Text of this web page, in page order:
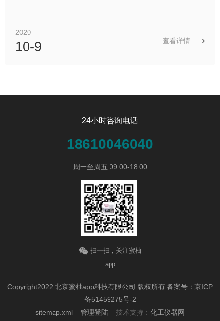
2020
10-9 查看详情
24小时咨询电话
18610046040
周一至周五 09:00-18:00
扫一扫，关注蜜柚
app
Copyright2022 北京蜜柚app科技有限公司 版权所有 备案号：京ICP
备51459275号-2
sitemap.xml
管理登陆 技术支持： 化工仪器网